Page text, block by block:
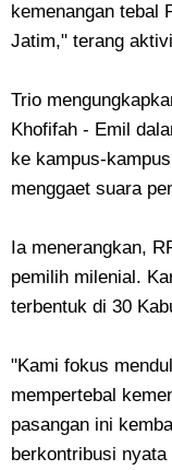
kemenangan tebal
Jatim," terang
Trio
Khofifah - Emil
ke kampus-
menggaet suara
Ia menerangkan,
pemilih milenial.
terbentuk di 30
"Kami fokus
mempertebal
pasangan ini
berkontribusi